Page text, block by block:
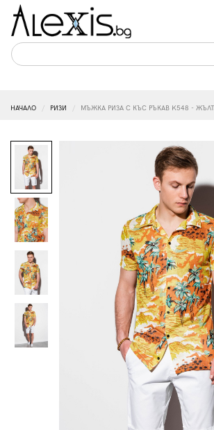
НАЧАЛО РИЗИ МЪЖКА РИЗА С КЪС РЪКАВ K548 -